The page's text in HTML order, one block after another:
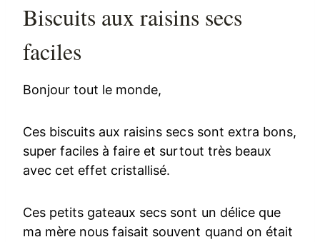
Biscuits aux raisins secs
faciles
Bonjour tout le monde,
Ces biscuits aux raisins secs sont extra bons,
super faciles à faire et surtout très beaux
avec cet effet cristallisé.
Ces petits gateaux secs sont un délice que
ma mère nous faisait souvent quand on était